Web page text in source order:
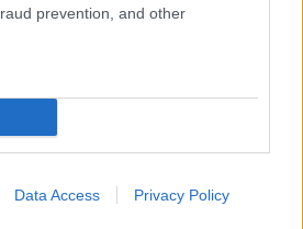
prevention, and other
Data Access Privacy Policy
FLETCHER "SZÜRREÁLIS"
HETÉRŐL, BRUNORÓL ÉS A